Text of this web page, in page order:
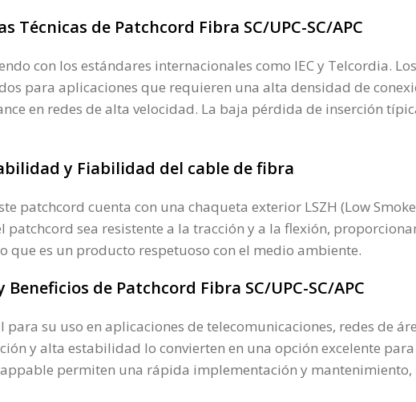
Técnicas de Patchcord Fibra SC/UPC-SC/APC
con los estándares internacionales como IEC y Telcordia. Los
para aplicaciones que requieren una alta densidad de
en redes de alta velocidad. La baja pérdida de inserción
y Fiabilidad del cable de fibra
patchcord cuenta con una chaqueta exterior LSZH (Low
patchcord sea resistente a la tracción y a la flexión,
que es un producto respetuoso con el medio ambiente.
de Patchcord Fibra SC/UPC-SC/APC
para su uso en aplicaciones de telecomunicaciones, redes de
y alta estabilidad lo convierten en una opción excelente
permiten una rápida implementación y